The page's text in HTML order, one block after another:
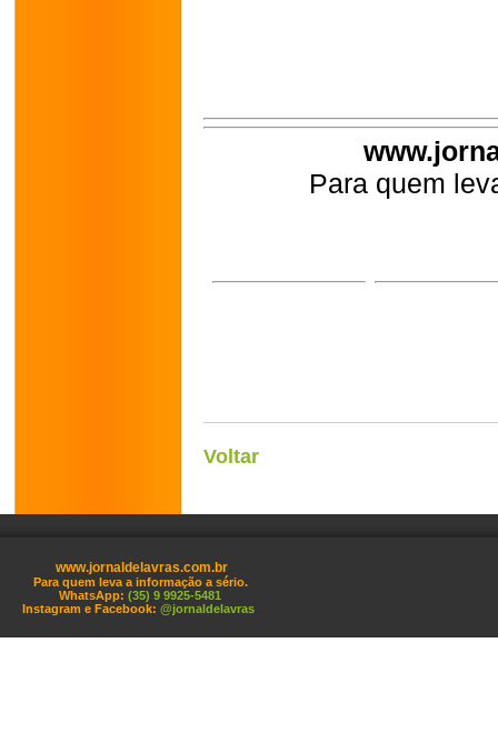
Para quem
Voltar
www.jornaldelavras.com.br
Para quem leva a informação a sério.
WhatsApp: (35) 9 9925-5481
Instagram e Facebook: @jornaldelavras